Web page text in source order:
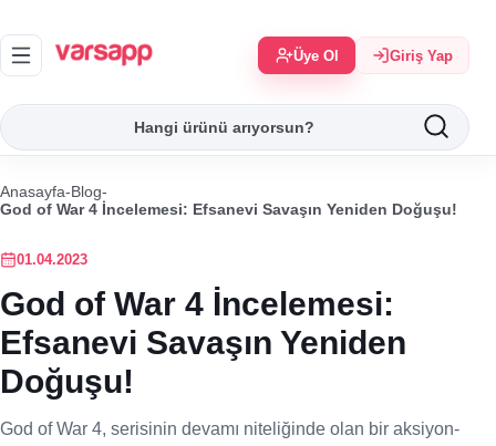
Üye Ol Giriş Yap
Anasayfa-Blog-
God of War 4 İncelemesi: Efsanevi Savaşın Yeniden Doğuşu!
01.04.2023
God of War 4 İncelemesi:
Efsanevi Savaşın Yeniden
Doğuşu!
God of War 4, serisinin devamı niteliğinde olan bir aksiyon-